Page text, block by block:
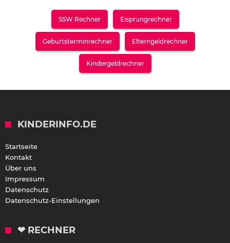
SSW Rechner Eisprungrechner
Geburtsterminrechner Elterngeldrechner
Kindergeldrechner
KINDERINFO.DE
Startseite
Kontakt
Über uns
Impressum
Datenschutz
Datenschutz-Einstellungen
❤ RECHNER